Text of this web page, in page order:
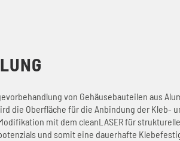
von Gehäusebauteilen aus
die Oberfläche für die Anbindung der
mit dem cleanLASER für
und somit eine dauerhafte